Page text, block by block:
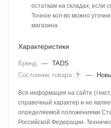
остаткам на складах, если
Точное кол-во можно
магазина.
Характеристики
Бренд — TADS
Состояние товара
? —
Вся информация на сайте
справочный характер и не
определяемой положениями
Российской Федерации.